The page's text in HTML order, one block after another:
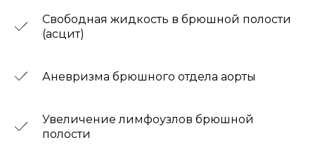
Свободная жидкость в брюшной полости
(асцит)
Аневризма брюшного отдела аорты
Увеличение лимфоузлов брюшной
полости